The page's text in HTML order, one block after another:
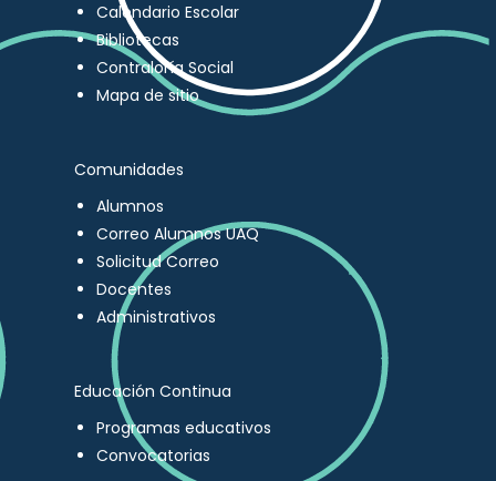
Calendario Escolar
Bibliotecas
Contraloría Social
Mapa de sitio
Comunidades
Alumnos
Correo Alumnos UAQ
Solicitud Correo
Docentes
Administrativos
Educación Continua
Programas educativos
Convocatorias